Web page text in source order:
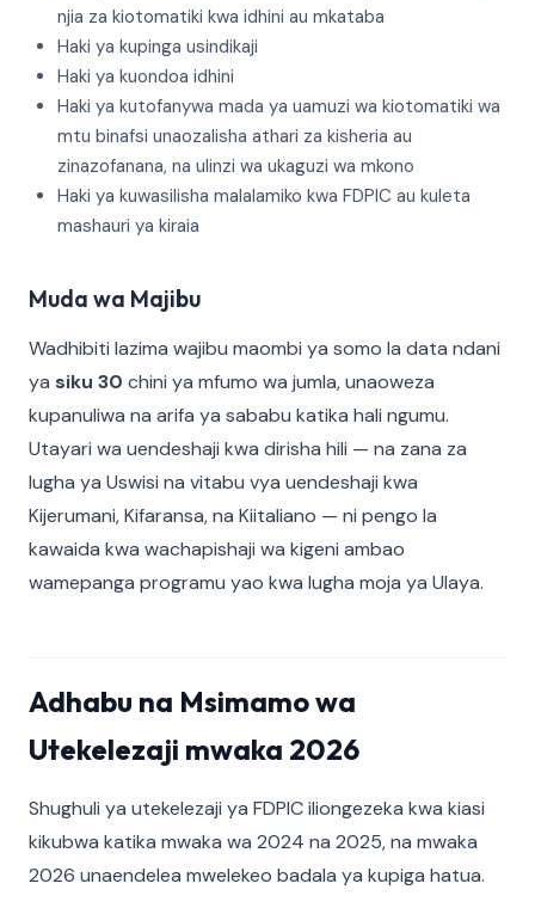
njia za kiotomatiki kwa idhini au mkataba
Haki ya kupinga usindikaji
Haki ya kuondoa idhini
Haki ya kutofanywa mada ya uamuzi wa kiotomatiki wa
mtu binafsi unaozalisha athari za kisheria au
zinazofanana, na ulinzi wa ukaguzi wa mkono
Haki ya kuwasilisha malalamiko kwa FDPIC au kuleta
mashauri ya kiraia
Muda wa Majibu
Wadhibiti lazima wajibu maombi ya somo la data ndani
ya siku 30 chini ya mfumo wa jumla, unaoweza
kupanuliwa na arifa ya sababu katika hali ngumu.
Utayari wa uendeshaji kwa dirisha hili — na zana za
lugha ya Uswisi na vitabu vya uendeshaji kwa
Kijerumani, Kifaransa, na Kiitaliano — ni pengo la
kawaida kwa wachapishaji wa kigeni ambao
wamepanga programu yao kwa lugha moja ya Ulaya.
Adhabu na Msimamo wa
Utekelezaji mwaka 2026
Shughuli ya utekelezaji ya FDPIC iliongezeka kwa kiasi
kikubwa katika mwaka wa 2024 na 2025, na mwaka
2026 unaendelea mwelekeo badala ya kupiga hatua.